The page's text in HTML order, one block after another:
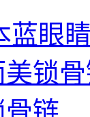
蓝眼
锁
链